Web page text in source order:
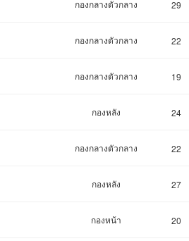
กองกลางตัวกลาง 29
กองกลางตัวกลาง 22
กองกลางตัวกลาง 19
กองหลัง 24
กองกลางตัวกลาง 22
กองหลัง 27
กองหน้า 20